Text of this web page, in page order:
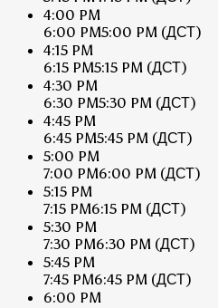
4:00 PM
6:00 PM5:00 PM (ДСТ)
4:15 PM
6:15 PM5:15 PM (ДСТ)
4:30 PM
6:30 PM5:30 PM (ДСТ)
4:45 PM
6:45 PM5:45 PM (ДСТ)
5:00 PM
7:00 PM6:00 PM (ДСТ)
5:15 PM
7:15 PM6:15 PM (ДСТ)
5:30 PM
7:30 PM6:30 PM (ДСТ)
5:45 PM
7:45 PM6:45 PM (ДСТ)
6:00 PM